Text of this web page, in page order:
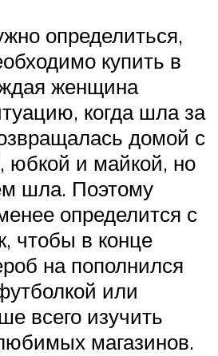
определиться,
купить в
женщина
когда шла за
домой с
юбкой и майкой, но
шла. Поэтому
определится с
чтобы в конце
на пополнился
или
всего изучить
магазинов.